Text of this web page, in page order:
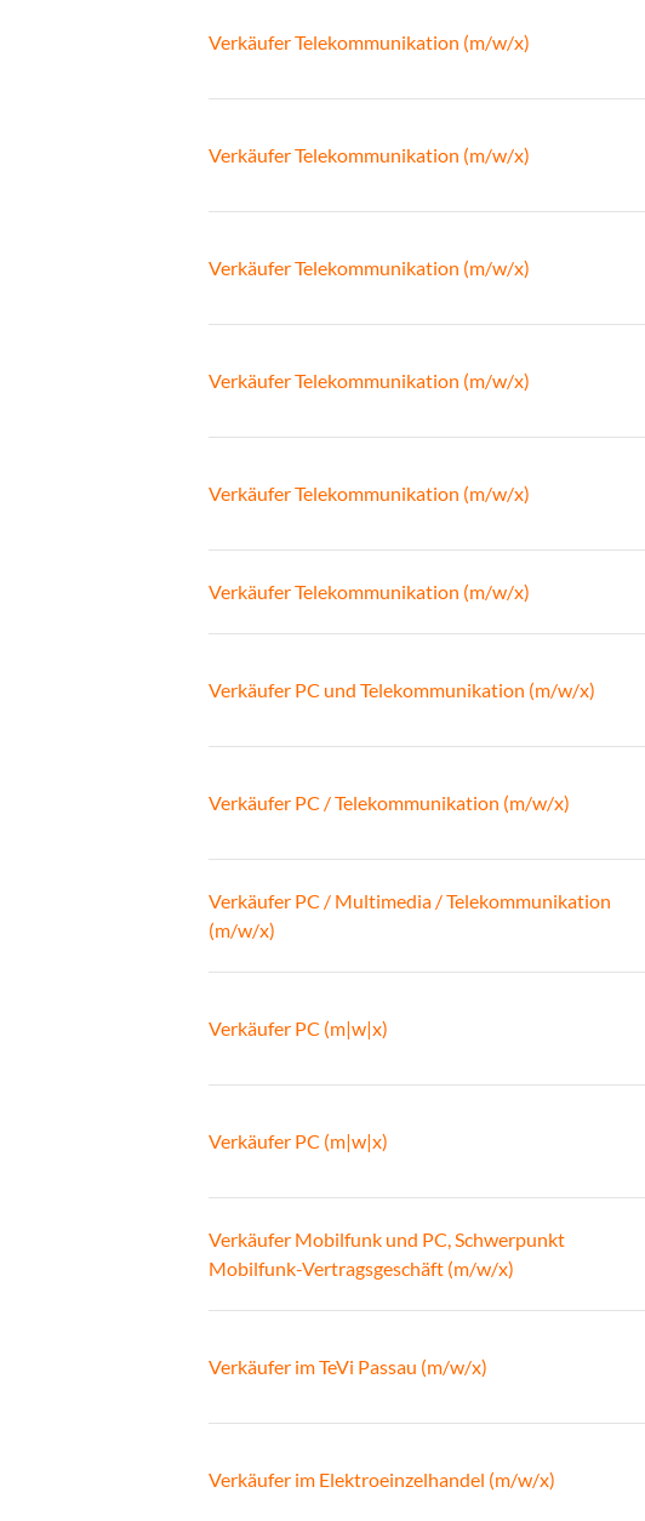
Verkäufer Telekommunikation (m/w/x)
Verkäufer Telekommunikation (m/w/x)
Verkäufer Telekommunikation (m/w/x)
Verkäufer Telekommunikation (m/w/x)
Verkäufer Telekommunikation (m/w/x)
Verkäufer Telekommunikation (m/w/x)
Verkäufer PC und Telekommunikation (m/w/x)
Verkäufer PC / Telekommunikation (m/w/x)
Verkäufer PC / Multimedia / Telekommunikation
(m/w/x)
Verkäufer PC (m|w|x)
Verkäufer PC (m|w|x)
Verkäufer Mobilfunk und PC, Schwerpunkt
Mobilfunk-Vertragsgeschäft (m/w/x)
Verkäufer im TeVi Passau (m/w/x)
Verkäufer im Elektroeinzelhandel (m/w/x)